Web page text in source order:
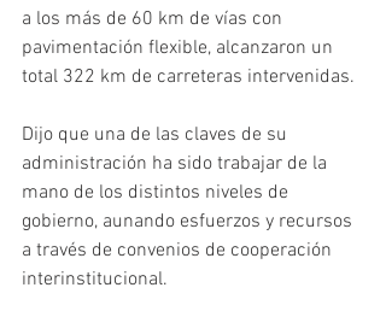
a los más de 60 km de vías con
pavimentación flexible, alcanzaron un
total 322 km de carreteras intervenidas.
Dijo que una de las claves de su
administración ha sido trabajar de la
mano de los distintos niveles de
gobierno, aunando esfuerzos y recursos
a través de convenios de cooperación
interinstitucional.